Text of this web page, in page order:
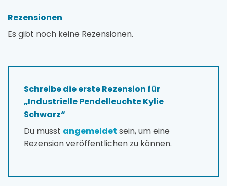
Rezensionen
Es gibt noch keine Rezensionen.
Schreibe die erste Rezension für
„Industrielle Pendelleuchte Kylie
Schwarz“
Du musst angemeldet sein, um eine
Rezension veröffentlichen zu können.